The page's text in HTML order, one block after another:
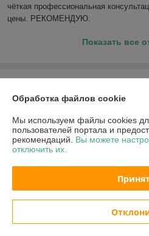
чёткая профессиональная
цены. РЕКОМЕНДУЮ.
Показать все
Доставка и оплата
График работы
Политика обработки cookies
Обработка файлов cookie
Мы используем файлы cookies
пользователей портала и
рекомендаций. Вы можете
отключить их.